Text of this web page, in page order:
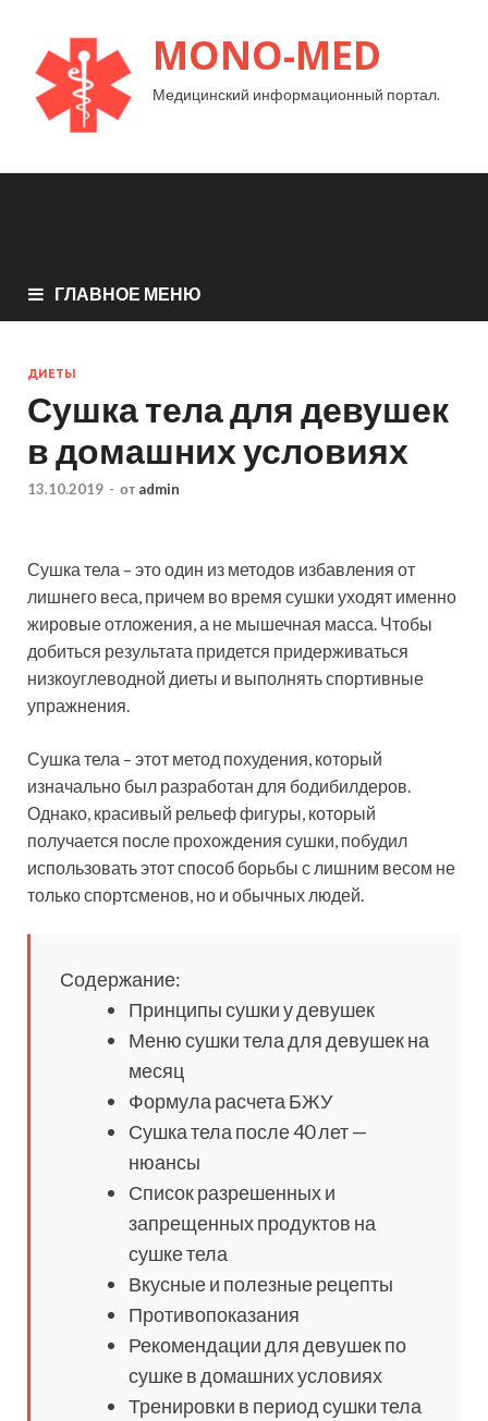
MONO-MED
Медицинский информационный портал.
ГЛАВНОЕ МЕНЮ
ДИЕТЫ
Сушка тела для девушек
в домашних условиях
13.10.2019 - от admin
Сушка тела – это один из методов избавления от
лишнего веса, причем во время сушки уходят именно
жировые отложения, а не мышечная масса. Чтобы
добиться результата придется придерживаться
низкоуглеводной диеты и выполнять спортивные
упражнения.
Сушка тела – этот метод похудения, который
изначально был разработан для бодибилдеров.
Однако, красивый рельеф фигуры, который
получается после прохождения сушки, побудил
использовать этот способ борьбы с лишним весом не
только спортсменов, но и обычных людей.
Содержание:
Принципы сушки у девушек
Меню сушки тела для девушек на
месяц
Формула расчета БЖУ
Сушка тела после 40 лет —
нюансы
Список разрешенных и
запрещенных продуктов на
сушке тела
Вкусные и полезные рецепты
Противопоказания
Рекомендации для девушек по
сушке в домашних условиях
Тренировки в период сушки тела